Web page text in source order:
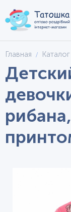
Главная Каталог